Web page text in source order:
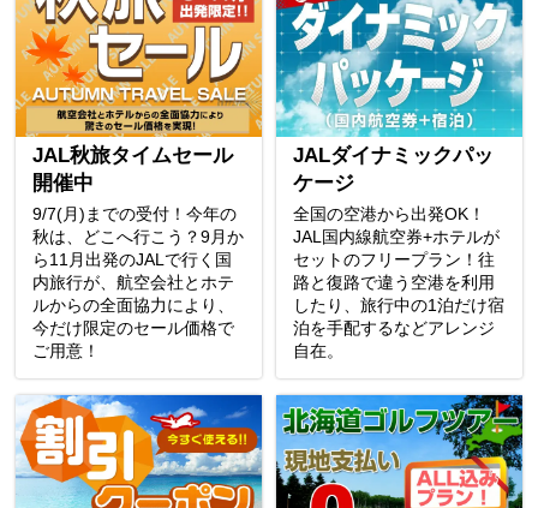
JAL秋旅タイムセール
開催中
9/7(月)までの受付！今年の
秋は、どこへ行こう？9月か
ら11月出発のJALで行く国
内旅行が、航空会社とホテ
ルからの全面協力により、
今だけ限定のセール価格で
ご用意！
JALダイナミックパッ
ケージ
全国の空港から出発OK！
JAL国内線航空券+ホテルが
セットのフリープラン！往
路と復路で違う空港を利用
したり、旅行中の1泊だけ宿
泊を手配するなどアレンジ
自在。